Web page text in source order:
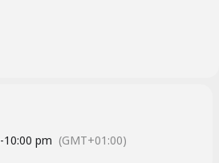
-10:00 pm (GMT+01:00)